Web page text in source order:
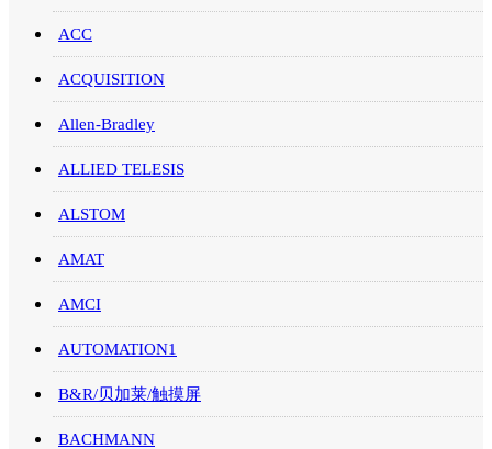
ACC
ACQUISITION
Allen-Bradley
ALLIED TELESIS
ALSTOM
AMAT
AMCI
AUTOMATION1
B&R/贝加莱/触摸屏
BACHMANN